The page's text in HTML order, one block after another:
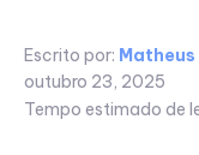
Escrito por:
outubro 23, 2025
Tempo estimado de